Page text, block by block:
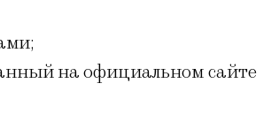
на официальном сайте